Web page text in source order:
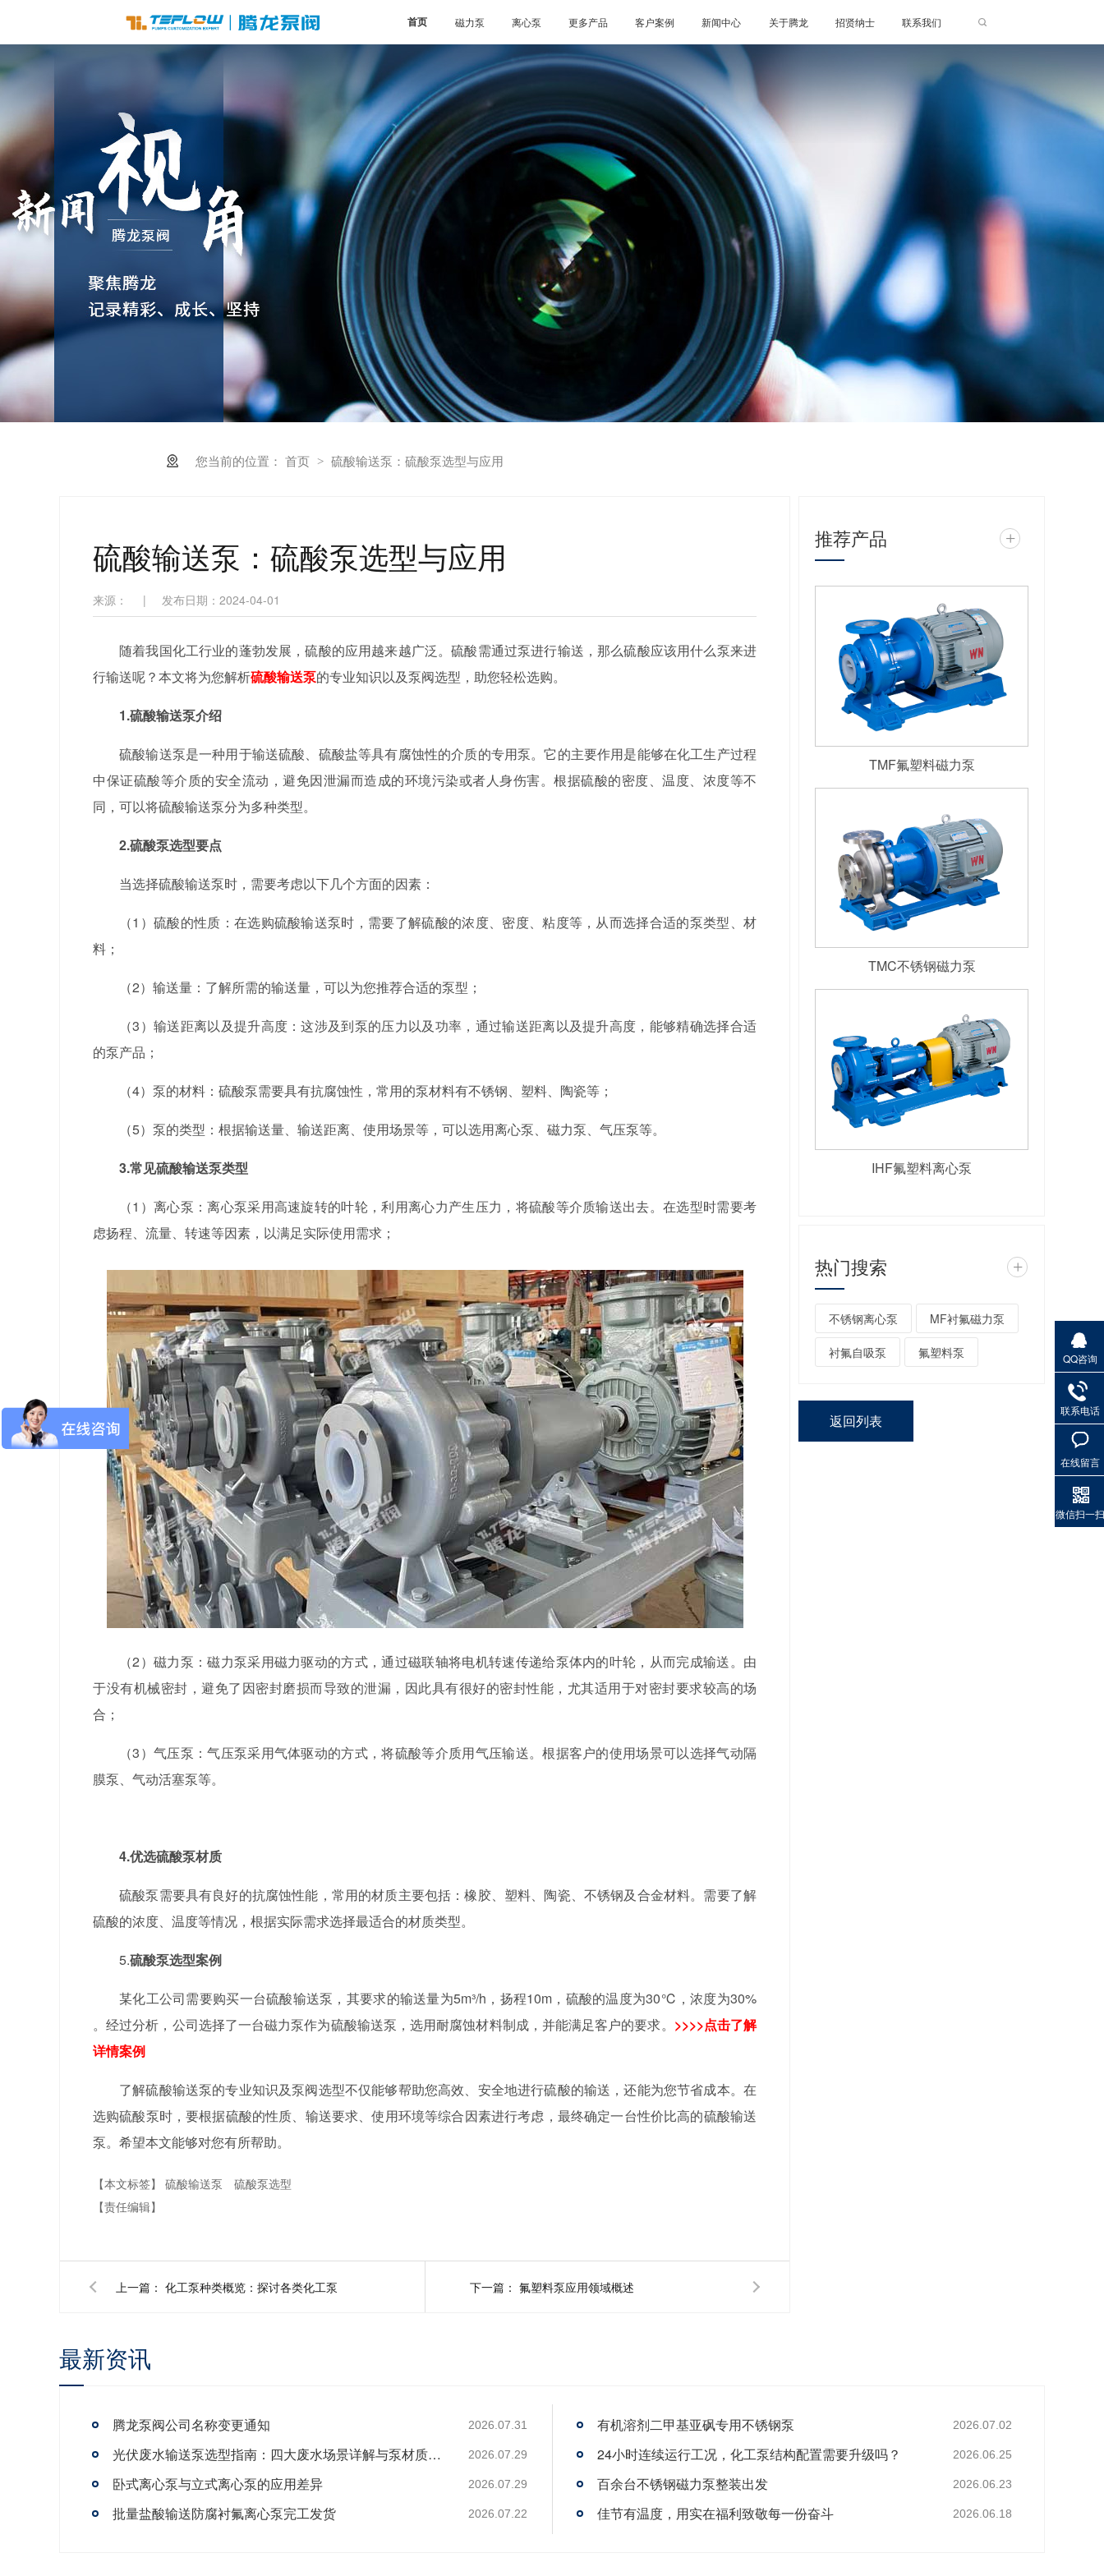
首页 磁力泵 离心泵 更多产品 客户案例 新闻中心 关于腾龙 招贤纳士 联系我们
您当前的位置： 首页 > 硫酸输送泵：硫酸泵选型与应用
硫酸输送泵：硫酸泵选型与应用
来源： | 发布日期：2024-04-01
随着我国化工行业的蓬勃发展，硫酸的应用越来越广泛。硫酸需通过泵进行输送，那么硫酸应该用什么泵来进
行输送呢？本文将为您解析硫酸输送泵的专业知识以及泵阀选型，助您轻松选购。
1.硫酸输送泵介绍
硫酸输送泵是一种用于输送硫酸、硫酸盐等具有腐蚀性的介质的专用泵。它的主要作用是能够在化工生产过程
中保证硫酸等介质的安全流动，避免因泄漏而造成的环境污染或者人身伤害。根据硫酸的密度、温度、浓度等不
同，可以将硫酸输送泵分为多种类型。
2.硫酸泵选型要点
当选择硫酸输送泵时，需要考虑以下几个方面的因素：
（1）硫酸的性质：在选购硫酸输送泵时，需要了解硫酸的浓度、密度、粘度等，从而选择合适的泵类型、材
料；
（2）输送量：了解所需的输送量，可以为您推荐合适的泵型；
（3）输送距离以及提升高度：这涉及到泵的压力以及功率，通过输送距离以及提升高度，能够精确选择合适
的泵产品；
（4）泵的材料：硫酸泵需要具有抗腐蚀性，常用的泵材料有不锈钢、塑料、陶瓷等；
（5）泵的类型：根据输送量、输送距离、使用场景等，可以选用离心泵、磁力泵、气压泵等。
3.常见硫酸输送泵类型
（1）离心泵：离心泵采用高速旋转的叶轮，利用离心力产生压力，将硫酸等介质输送出去。在选型时需要考
虑扬程、流量、转速等因素，以满足实际使用需求；
（2）磁力泵：磁力泵采用磁力驱动的方式，通过磁联轴将电机转速传递给泵体内的叶轮，从而完成输送。由
于没有机械密封，避免了因密封磨损而导致的泄漏，因此具有很好的密封性能，尤其适用于对密封要求较高的场
合；
（3）气压泵：气压泵采用气体驱动的方式，将硫酸等介质用气压输送。根据客户的使用场景可以选择气动隔
膜泵、气动活塞泵等。
4.优选硫酸泵材质
硫酸泵需要具有良好的抗腐蚀性能，常用的材质主要包括：橡胶、塑料、陶瓷、不锈钢及合金材料。需要了解
硫酸的浓度、温度等情况，根据实际需求选择最适合的材质类型。
5.硫酸泵选型案例
某化工公司需要购买一台硫酸输送泵，其要求的输送量为5m³/h，扬程10m，硫酸的温度为30℃，浓度为30%
。经过分析，公司选择了一台磁力泵作为硫酸输送泵，选用耐腐蚀材料制成，并能满足客户的要求。 >>>>点击了解
详情案例
了解硫酸输送泵的专业知识及泵阀选型不仅能够帮助您高效、安全地进行硫酸的输送，还能为您节省成本。在
选购硫酸泵时，要根据硫酸的性质、输送要求、使用环境等综合因素进行考虑，最终确定一台性价比高的硫酸输送
泵。希望本文能够对您有所帮助。
【本文标签】 硫酸输送泵
硫酸泵选型
【责任编辑】
上一篇： 化工泵种类概览：探讨各类化工泵 下一篇： 氟塑料泵应用领域概述
推荐产品 +
TMF氟塑料磁力泵
TMC不锈钢磁力泵
IHF氟塑料离心泵
热门搜索 +
不锈钢离心泵 MF衬氟磁力泵
衬氟自吸泵 氟塑料泵
返回列表
最新资讯
腾龙泵阀公司名称变更通知 2026.07.31
光伏废水输送泵选型指南：四大废水场景详解与泵材质选型 2026.07.29
卧式离心泵与立式离心泵的应用差异 2026.07.29
批量盐酸输送防腐衬氟离心泵完工发货 2026.07.22
有机溶剂二甲基亚砜专用不锈钢泵 2026.07.02
24小时连续运行工况，化工泵结构配置需要升级吗？ 2026.06.25
百余台不锈钢磁力泵整装出发 2026.06.23
佳节有温度，用实在福利致敬每一份奋斗 2026.06.18
QQ咨询
联系电话
在线留言
微信扫一扫